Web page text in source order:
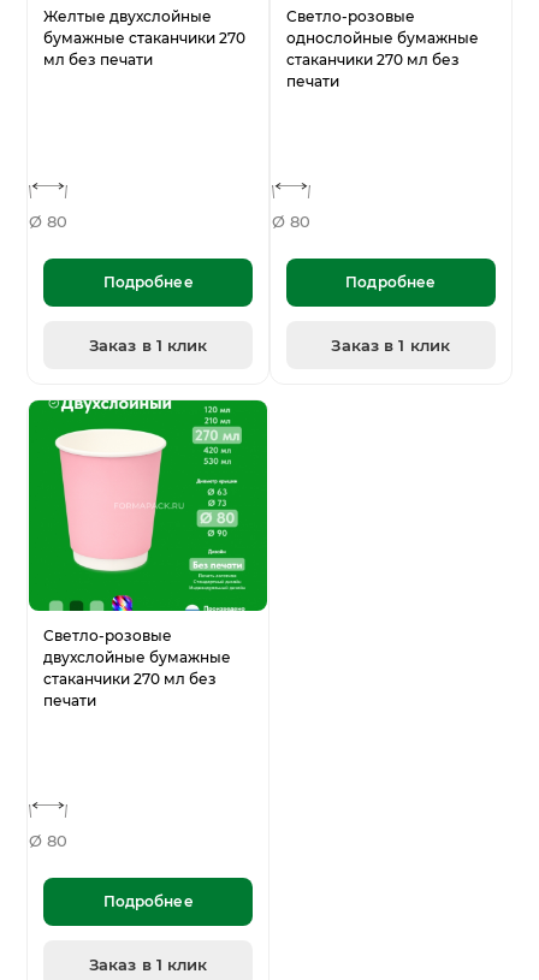
Желтые двухслойные
бумажные стаканчики 270
мл без печати
Ø 80
Подробнее
Заказ в 1 клик
Светло-розовые
однослойные бумажные
стаканчики 270 мл без
печати
Ø 80
Подробнее
Заказ в 1 клик
Светло-розовые
двухслойные бумажные
стаканчики 270 мл без
печати
Ø 80
Подробнее
Заказ в 1 клик